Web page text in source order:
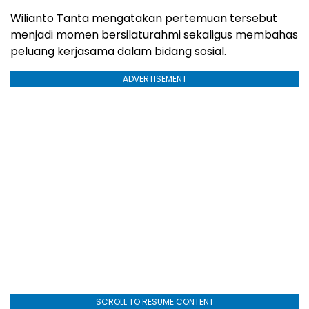
Wilianto Tanta mengatakan pertemuan tersebut
menjadi momen bersilaturahmi sekaligus membahas
peluang kerjasama dalam bidang sosial.
ADVERTISEMENT
SCROLL TO RESUME CONTENT